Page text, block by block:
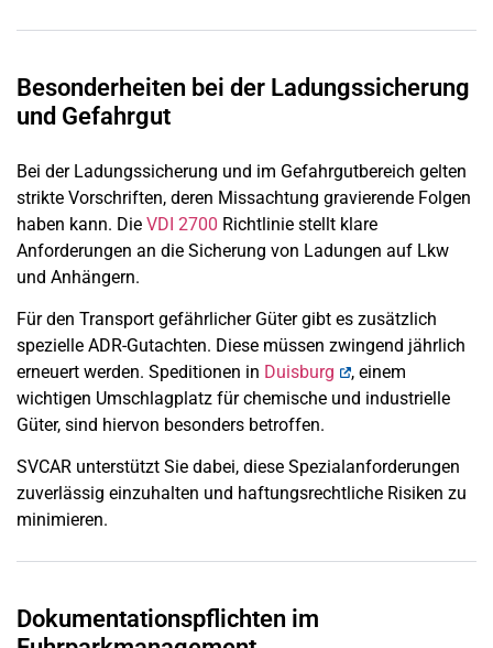
Besonderheiten bei der Ladungssicherung
und Gefahrgut
Bei der Ladungssicherung und im Gefahrgutbereich gelten
strikte Vorschriften, deren Missachtung gravierende Folgen
haben kann. Die VDI 2700 Richtlinie stellt klare
Anforderungen an die Sicherung von Ladungen auf Lkw
und Anhängern.
Für den Transport gefährlicher Güter gibt es zusätzlich
spezielle ADR-Gutachten. Diese müssen zwingend jährlich
erneuert werden. Speditionen in Duisburg
, einem
wichtigen Umschlagplatz für chemische und industrielle
Güter, sind hiervon besonders betroffen.
SVCAR unterstützt Sie dabei, diese Spezialanforderungen
zuverlässig einzuhalten und haftungsrechtliche Risiken zu
minimieren.
Dokumentationspflichten im